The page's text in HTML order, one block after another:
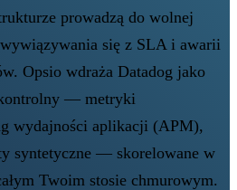
prowadzą do wolnej
się z SLA i awarii
Opsio wdraża Datadog jako
— metryki
wydajności aplikacji (APM),
syntetyczne — skorelowane w
Twoim stosie chmurowym.